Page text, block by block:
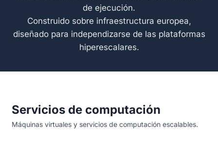
de ejecución.
Construido sobre infraestructura europea,
diseñado para independizarse de las plataformas
hiperescalares.
Servicios de computación
Máquinas virtuales y servicios de computación escalables.